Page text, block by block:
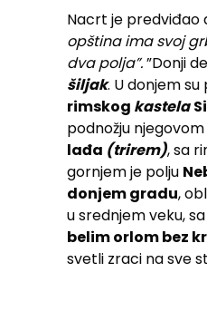
Nacrt je predviđao
opština ima svoj
dva polja”.”Donji
šiljak. U donjem su
rimskog kastela
podnožju
lađa (trirem), sa
gornjem je polju
donjem gradu,
u srednjem veku, sa
belim orlom bez
svetli zraci na sve